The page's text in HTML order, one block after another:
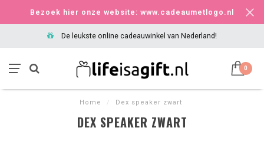
Bezoek hier onze website: www.cadeaumetlogo.nl
De leukste online cadeauwinkel van Nederland!
0
Home / Dex speaker zwart
DEX SPEAKER ZWART